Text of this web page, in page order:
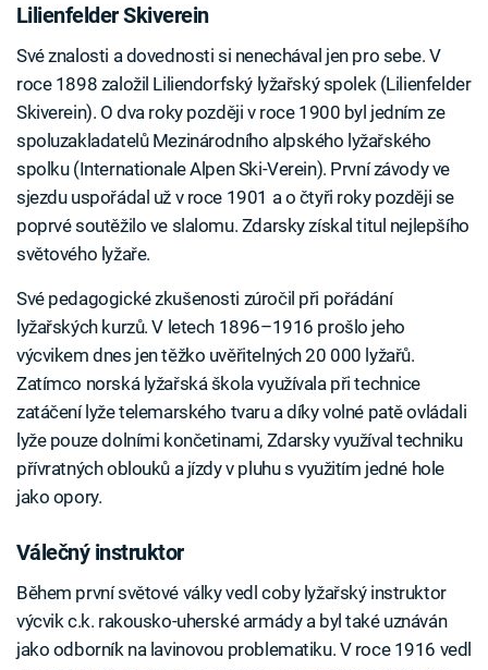
Lilienfelder Skiverein
Své znalosti a dovednosti si nenechával jen pro sebe. V
roce 1898 založil Liliendorfský lyžařský spolek (Lilienfelder
Skiverein). O dva roky později v roce 1900 byl jedním ze
spoluzakladatelů Mezinárodního alpského lyžařského
spolku (Internationale Alpen Ski-Verein). První závody ve
sjezdu uspořádal už v roce 1901 a o čtyři roky později se
poprvé soutěžilo ve slalomu. Zdarsky získal titul nejlepšího
světového lyžaře.
Své pedagogické zkušenosti zúročil při pořádání
lyžařských kurzů. V letech 1896–1916 prošlo jeho
výcvikem dnes jen těžko uvěřitelných 20 000 lyžařů.
Zatímco norská lyžařská škola využívala při technice
zatáčení lyže telemarského tvaru a díky volné patě ovládali
lyže pouze dolními končetinami, Zdarsky využíval techniku
přívratných oblouků a jízdy v pluhu s využitím jedné hole
jako opory.
Válečný instruktor
Během první světové války vedl coby lyžařský instruktor
výcvik c.k. rakousko-uherské armády a byl také uznáván
jako odborník na lavinovou problematiku. V roce 1916 vedl